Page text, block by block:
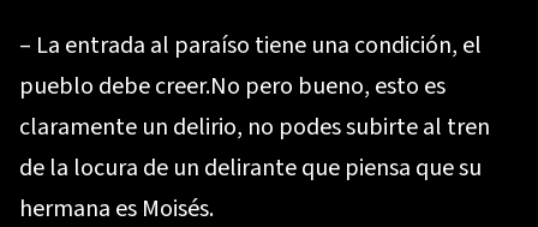
– La entrada al paraíso tiene una condición, el
pueblo debe creer.No pero bueno, esto es
claramente un delirio, no podes subirte al tren
de la locura de un delirante que piensa que su
hermana es Moisés.